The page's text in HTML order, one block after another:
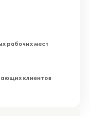
рабочих мест
клиентов